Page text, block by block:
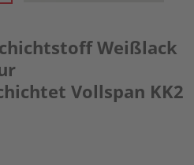
Weißlack
Vollspan KK2